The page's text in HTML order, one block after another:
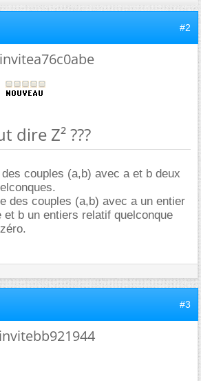
#2
invitea76c0abe
dire Z² ???
couples (a,b) avec a et b deux
des couples (a,b) avec a un entier
et b un entiers relatif quelconque
#3
invitebb921944